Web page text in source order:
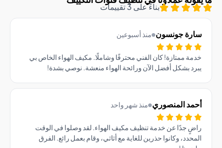
بناءً على 3 تقييمات
جونسون منذ أسبوعين
ممتازة! كان الفني محترفًا وشاملًا. مكيف الهواء الخاص بي
بشكل أفضل الآن ورائحة الهواء منعشة. نوصي بشدة!
المنصوري منذ شهر واحد
جدًا عن خدمة تنظيف مكيف الهواء. لقد وصلوا في الوقت
وكانوا حذرين للغاية مع أثاثي، وقام بعمل رائع. الفرق